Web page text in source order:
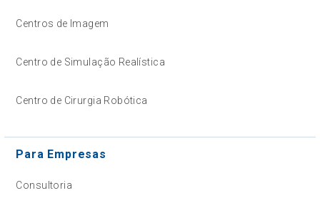
Centros de Imagem
Centro de Simulação Realística
Centro de Cirurgia Robótica
Para Empresas
Consultoria